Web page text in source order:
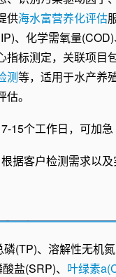
供海水富营养化评估
、化学需氧量(COD)
指标测定，关联项目
测等，适用于水产养
。
7-15个工作日，可加急
根据客户检测需求以
磷(TP)、溶解性无机
盐(SRP)、 叶绿素